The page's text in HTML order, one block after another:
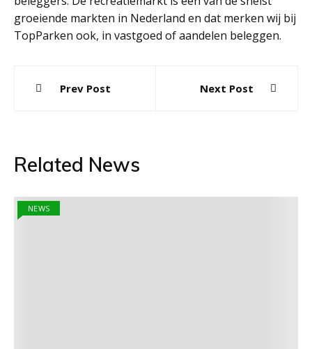
groeiende markten in Nederland en dat merken wij bij
TopParken ook, in vastgoed of aandelen beleggen.
navigation
Prev Post Next Post
Related News
NEWS